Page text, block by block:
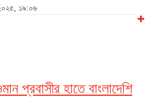
১৯:০৬
প্রবাসীর হাতে বাংলাদেশি